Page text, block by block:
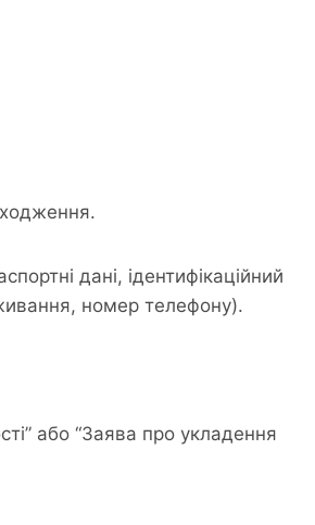
дані, ідентифікаційний
номер телефону).
або “Заява про укладення